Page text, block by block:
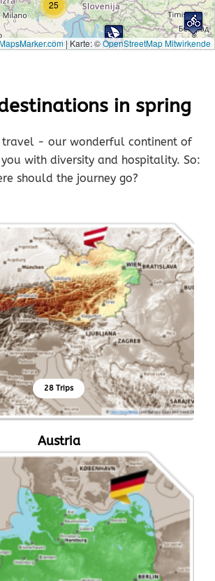
25
|Karte: ©OpenStreetMap Mitwirkende
in spring
travel - our wonderful continent of
with diversity and hospitality. So:
should the journey go?
28 Trips
Austria